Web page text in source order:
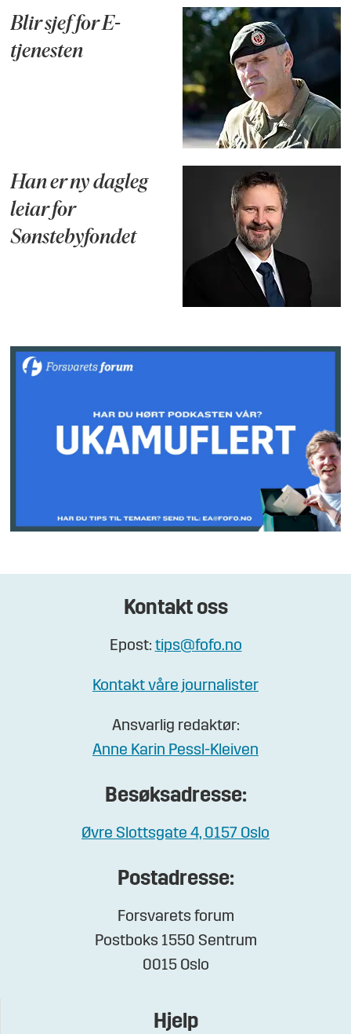
Blir sjef for E-
tjenesten
Han er ny dagleg
leiar for
Sønstebyfondet
Kontakt oss
Epost: tips@fofo.no
Kontakt våre journalister
Ansvarlig redaktør:
Anne Karin Pessl-Kleiven
Besøksadresse:
Øvre Slottsgate 4, 0157 Oslo
Postadresse:
Forsvarets forum
Postboks 1550 Sentrum
0015 Oslo
Hjelp